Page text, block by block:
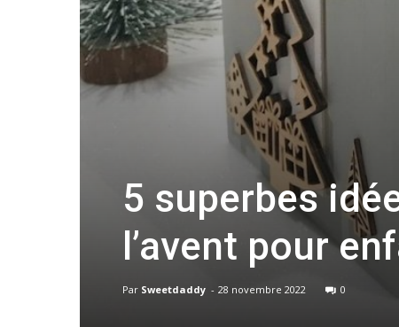
5 superbes
l’avent pour
Par Sweetdaddy - 28 novembre 2022 0